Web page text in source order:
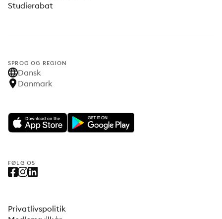
Studierabat
SPROG OG REGION
Dansk
Danmark
FØLG OS
Privatlivspolitik